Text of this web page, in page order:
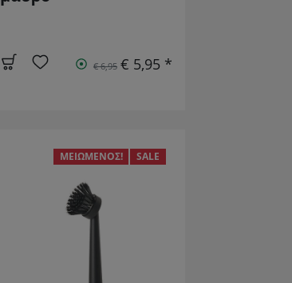
€ 6,95 € 5,95 *
ΜΕΙΩΜΈΝΟΣ! SALE